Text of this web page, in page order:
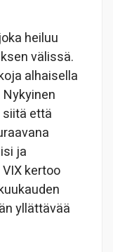
heiluu
välissä.
alhaisella
että
ja
kertoo
yllättävää